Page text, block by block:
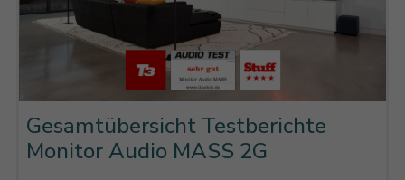
Gesamtübersicht Testberichte
Monitor Audio MASS 2G